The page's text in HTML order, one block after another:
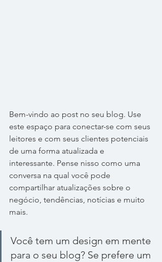
Bem-vindo ao post no seu blog. Use
este espaço para conectar-se com seus
leitores e com seus clientes potenciais
de uma forma atualizada e
interessante. Pense nisso como uma
conversa na qual você pode
compartilhar atualizações sobre o
negócio, tendências, notícias e muito
mais.
Você tem um design em mente
para o seu blog? Se prefere um